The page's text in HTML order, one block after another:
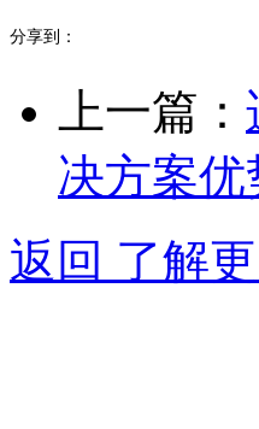
分享到：
上一篇：
决方案优
返回 了解